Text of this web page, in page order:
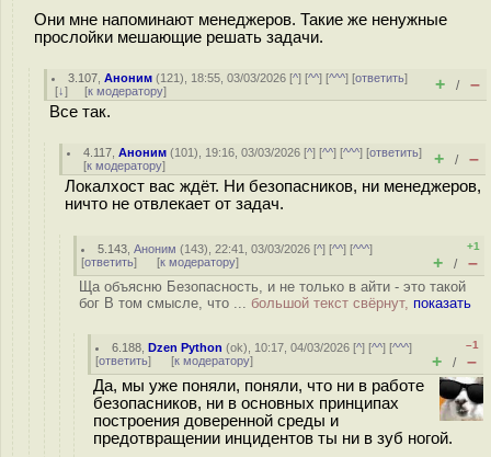
Они мне напоминают менеджеров. Такие же ненужные
прослойки мешающие решать задачи.
3.107 ,Аноним (121), 18:55, 03/03/2026 [^] [^^] [^^^] [ответить]
[↓] [к модератору] + / –
Все так.
4.117 ,Аноним (101), 19:16, 03/03/2026 [^] [^^] [^^^] [ответить]
[к модератору] + / –
Локалхост вас ждёт. Ни безопасников, ни менеджеров,
ничто не отвлекает от задач.
5.143 ,Аноним (143), 22:41, 03/03/2026 [^] [^^] [^^^]
[ответить] [к модератору]
+1
+ / –
Ща объясню Безопасность, и не только в айти - это такой
бог В том смысле, что ... большой текст свёрнут, показать
6.188 ,Dzen Python (ok), 10:17, 04/03/2026 [^] [^^] [^^^]
[ответить] [к модератору]
–1
+ / –
Да, мы уже поняли, поняли, что ни в работе
безопасников, ни в основных принципах
построения доверенной среды и
предотвращении инцидентов ты ни в зуб ногой.